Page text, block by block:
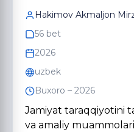
Hakimov Akmaljon
56 bet
2026
uzbek
Buxoro – 2026
Jamiyat taraqqiyotini
va amaliy muammolari